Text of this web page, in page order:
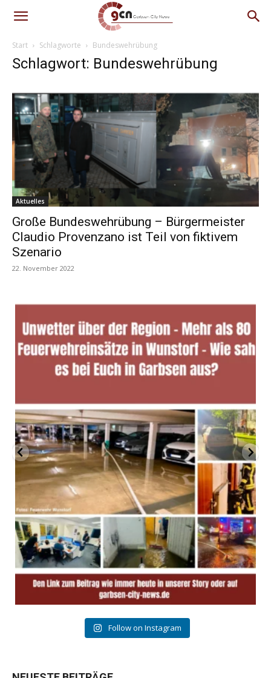
Start Schlagworte Bundeswehrübung
Schlagwort: Bundeswehrübung
Aktuelles
Große Bundeswehrübung – Bürgermeister
Claudio Provenzano ist Teil von fiktivem
Szenario
22. November 2022
Follow on Instagram